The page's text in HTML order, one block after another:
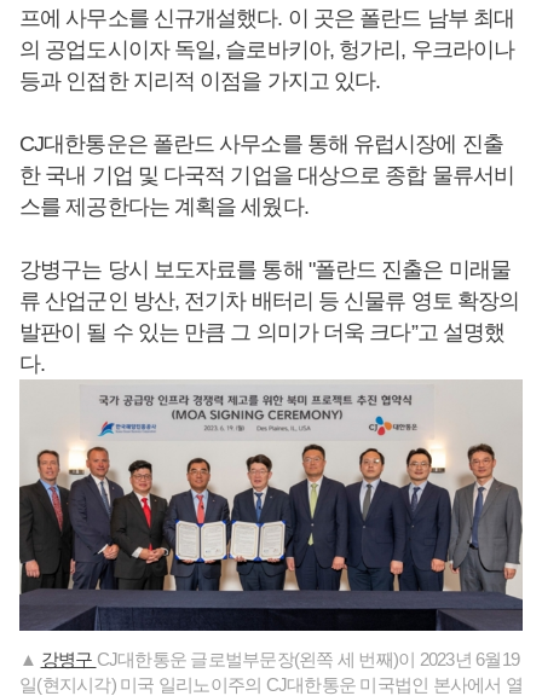
프에 사무소를 신규개설했다. 이 곳은 폴란드 남부 최대
의 공업도시이자 독일, 슬로바키아, 헝가리, 우크라이나
등과 인접한 지리적 이점을 가지고 있다.
CJ대한통운은 폴란드 사무소를 통해 유럽시장에 진출
한 국내 기업 및 다국적 기업을 대상으로 종합 물류서비
스를 제공한다는 계획을 세웠다.
강병구는 당시 보도자료를 통해 "폴란드 진출은 미래물
류 산업군인 방산, 전기차 배터리 등 신물류 영토 확장의
발판이 될 수 있는 만큼 그 의미가 더욱 크다”고 설명했
다.
▲ 강병구 CJ대한통운 글로벌부문장(왼쪽 세 번째)이 2023년 6월19
일(현지시각) 미국 일리노이주의 CJ대한통운 미국법인 본사에서 열